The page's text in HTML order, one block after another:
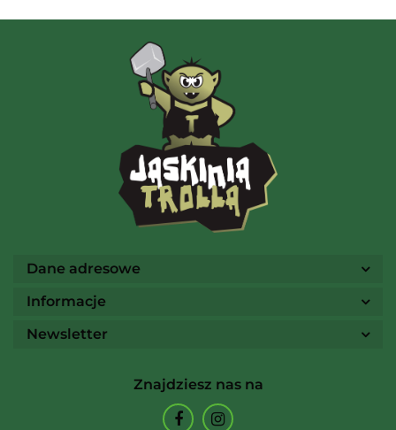
AMIGO Spiel
Ammo
Dane adresowe
Informacje
Newsletter
Znajdziesz nas na